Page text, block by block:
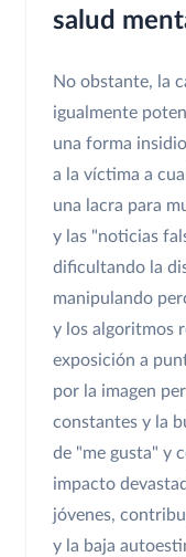
salud
No obstante, la
igualmente
una forma
a la víctima a
una lacra para
y las "noticias
dificultando la
manipulando
y los algoritmos
exposición a
por la imagen
constantes y la
de "me gusta" y
impacto
jóvenes,
y la baja